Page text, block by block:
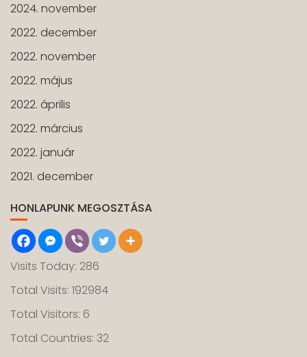
2024. november
2022. december
2022. november
2022. május
2022. április
2022. március
2022. január
2021. december
HONLAPUNK MEGOSZTÁSA
Visits Today: 286
Total Visits: 192984
Total Visitors: 6
Total Countries: 32